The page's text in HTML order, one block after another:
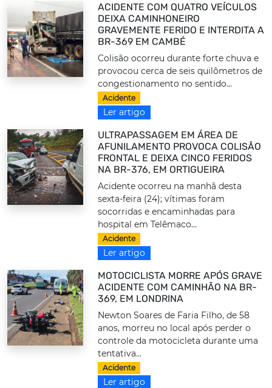
ACIDENTE COM QUATRO VEÍCULOS
DEIXA CAMINHONEIRO
GRAVEMENTE FERIDO E INTERDITA A
BR-369 EM CAMBÉ
Colisão ocorreu durante forte chuva e
provocou cerca de seis quilômetros de
congestionamento no sentido...
Acidente
Ler artigo
ULTRAPASSAGEM EM ÁREA DE
AFUNILAMENTO PROVOCA COLISÃO
FRONTAL E DEIXA CINCO FERIDOS
NA BR-376, EM ORTIGUEIRA
Acidente ocorreu na manhã desta
sexta-feira (24); vítimas foram
socorridas e encaminhadas para
hospital em Telêmaco...
Acidente
Ler artigo
MOTOCICLISTA MORRE APÓS GRAVE
ACIDENTE COM CAMINHÃO NA BR-
369, EM LONDRINA
Newton Soares de Faria Filho, de 58
anos, morreu no local após perder o
controle da motocicleta durante uma
tentativa...
Acidente
Ler artigo